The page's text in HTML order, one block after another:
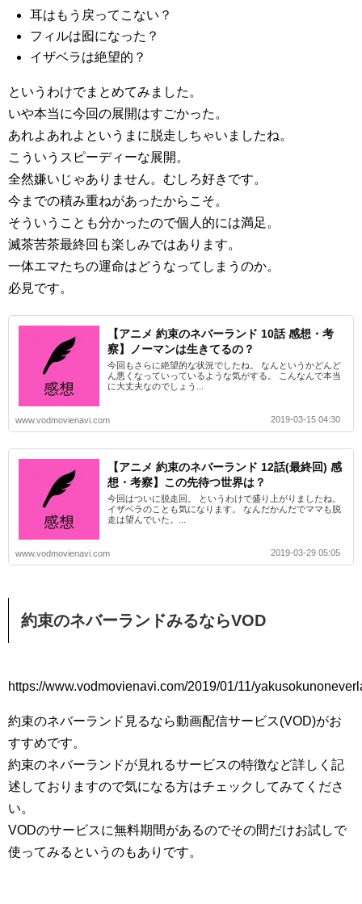
耳はもう戻ってこない？
フィルは囮になった？
イザベラは絶望的？
というわけでまとめてみました。
いや本当に今回の展開はすごかった。
あれよあれよというまに脱走しちゃいましたね。
こういうスピーディーな展開。
全然嫌いじゃありません。むしろ好きです。
今までの積み重ねがあったからこそ。
そういうことも分かったので個人的には満足。
滅茶苦茶最終回も楽しみではあります。
一体エマたちの運命はどうなってしまうのか。
必見です。
【アニメ 約束のネバーランド 10話 感想・考
察】ノーマンは生きてるの？
今回もさらに絶望的な状況でしたね。 なんというかどんど
ん悪くなっていっているような気がする。 こんなんで本当
に大丈夫なのでしょう...
www.vodmovienavi.com 2019-03-15 04:30
【アニメ 約束のネバーランド 12話(最終回) 感
想・考察】この先待つ世界は？
今回はついに脱走回。 というわけで盛り上がりましたね。
イザベラのことも気になります。 なんだかんだでママも脱
走は望んでいた。...
www.vodmovienavi.com 2019-03-29 05:05
約束のネバーランドみるならVOD
https://www.vodmovienavi.com/2019/01/11/
約束のネバーランド見るなら動画配信サービス(VOD)がお
すすめです。
約束のネバーランドが見れるサービスの特徴など詳しく記
述しておりますので気になる方はチェックしてみてくださ
い。
VODのサービスに無料期間があるのでその間だけお試しで
使ってみるというのもありです。